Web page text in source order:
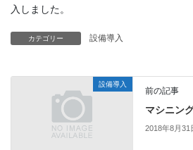
入しました。
カテゴリー 設備導入
設備導入
前の記事
マシニン
2018年8月31